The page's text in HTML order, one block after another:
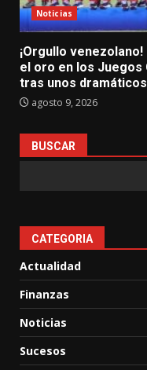
Noticias
¡Orgullo
el oro en los Juegos
tras unos
agosto 9, 2026
BUSCAR
CATEGORIA
Actualidad
Finanzas
Noticias
Sucesos